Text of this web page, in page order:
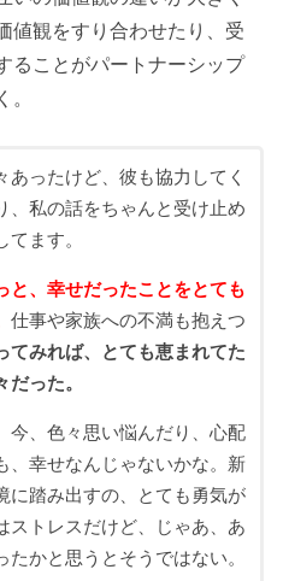
値観をすり合わせたり、受
ることがパートナーシップ
。
あったけど、彼も協力してく
、私の話をちゃんと受け止め
てます。
と、幸せだったことをとても
仕事や家族への不満も抱えつ
てみれば、とても恵まれてた
だった。
今、色々思い悩んだり、心配
、幸せなんじゃないかな。新
に踏み出すの、とても勇気が
ストレスだけど、じゃあ、あ
たかと思うとそうではない。